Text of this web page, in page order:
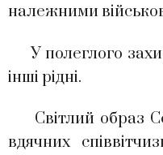
належними
У полеглого
інші рідні.
Світлий образ
вдячних